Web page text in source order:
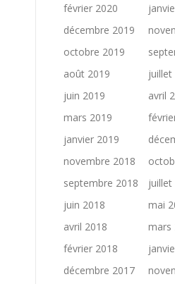
février 2020
décembre 2019
octobre 2019
août 2019
juillet
juin 2019
avril
mars 2019
janvier 2019
novembre 2018
septembre 2018
juillet
juin 2018
mai
avril 2018
mars
février 2018
décembre 2017